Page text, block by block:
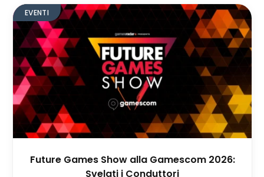
EVENTI
Future Games Show alla Gamescom 2026:
Svelati i Conduttori